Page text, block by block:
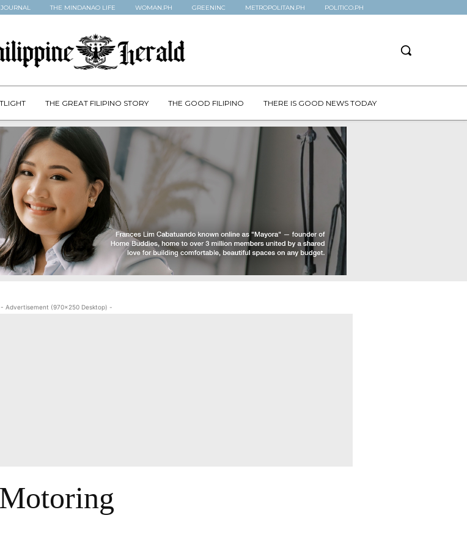
THE MINDANAO LIFE WOMAN.PH GREENINC METROPOLITAN.PH POLITICO.PH
THE GREAT FILIPINO STORY THE GOOD FILIPINO THERE IS GOOD NEWS TODAY
- Advertisement (970x250 Desktop) -
Motoring